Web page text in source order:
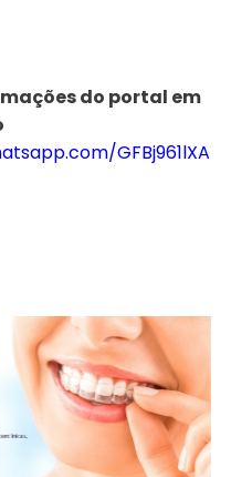
do portal em
GFBj961lXA